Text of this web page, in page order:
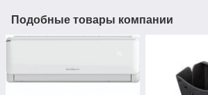
Подобные товары компании